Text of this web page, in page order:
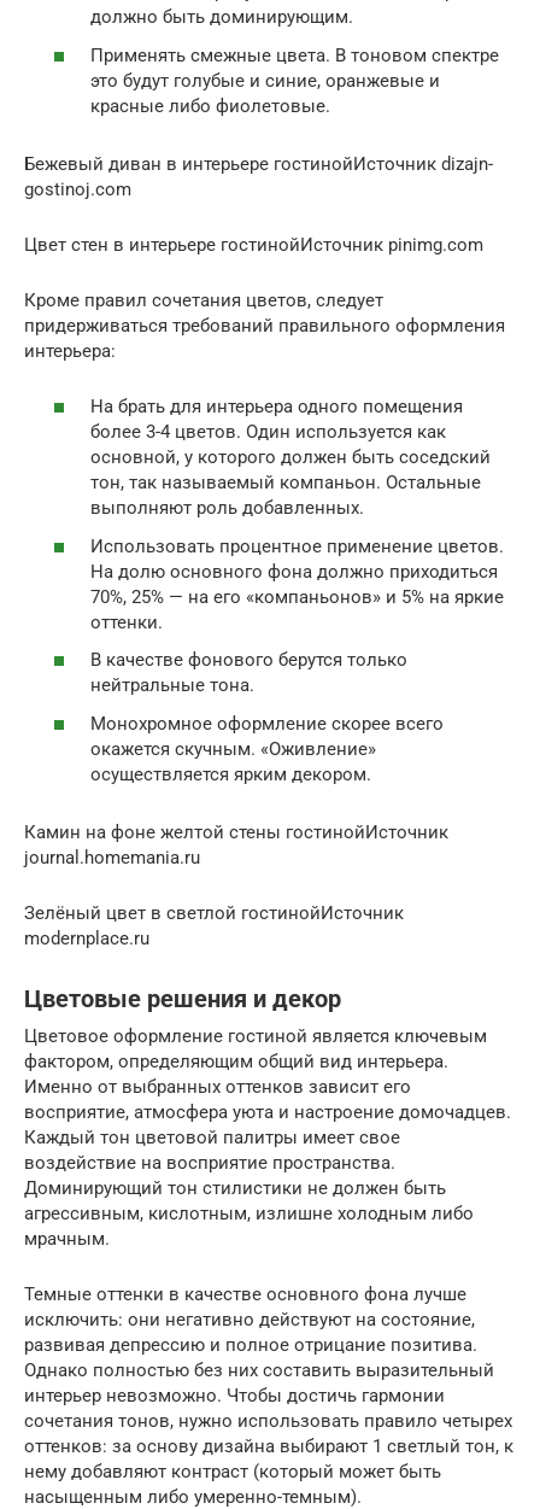
должно быть доминирующим.
Применять смежные цвета. В тоновом спектре
это будут голубые и синие, оранжевые и
красные либо фиолетовые.
Бежевый диван в интерьере гостинойИсточник dizajn-
gostinoj.com
Цвет стен в интерьере гостинойИсточник pinimg.com
Кроме правил сочетания цветов, следует
придерживаться требований правильного оформления
интерьера:
На брать для интерьера одного помещения
более 3-4 цветов. Один используется как
основной, у которого должен быть соседский
тон, так называемый компаньон. Остальные
выполняют роль добавленных.
Использовать процентное применение цветов.
На долю основного фона должно приходиться
70%, 25% — на его «компаньонов» и 5% на яркие
оттенки.
В качестве фонового берутся только
нейтральные тона.
Монохромное оформление скорее всего
окажется скучным. «Оживление»
осуществляется ярким декором.
Камин на фоне желтой стены гостинойИсточник
journal.homemania.ru
Зелёный цвет в светлой гостинойИсточник
modernplace.ru
Цветовые решения и декор
Цветовое оформление гостиной является ключевым
фактором, определяющим общий вид интерьера.
Именно от выбранных оттенков зависит его
восприятие, атмосфера уюта и настроение домочадцев.
Каждый тон цветовой палитры имеет свое
воздействие на восприятие пространства.
Доминирующий тон стилистики не должен быть
агрессивным, кислотным, излишне холодным либо
мрачным.
Темные оттенки в качестве основного фона лучше
исключить: они негативно действуют на состояние,
развивая депрессию и полное отрицание позитива.
Однако полностью без них составить выразительный
интерьер невозможно. Чтобы достичь гармонии
сочетания тонов, нужно использовать правило четырех
оттенков: за основу дизайна выбирают 1 светлый тон, к
нему добавляют контраст (который может быть
насыщенным либо умеренно-темным).